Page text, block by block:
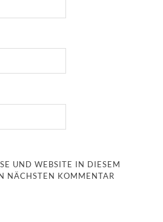
UND WEBSITE IN DIESEM
NÄCHSTEN KOMMENTAR